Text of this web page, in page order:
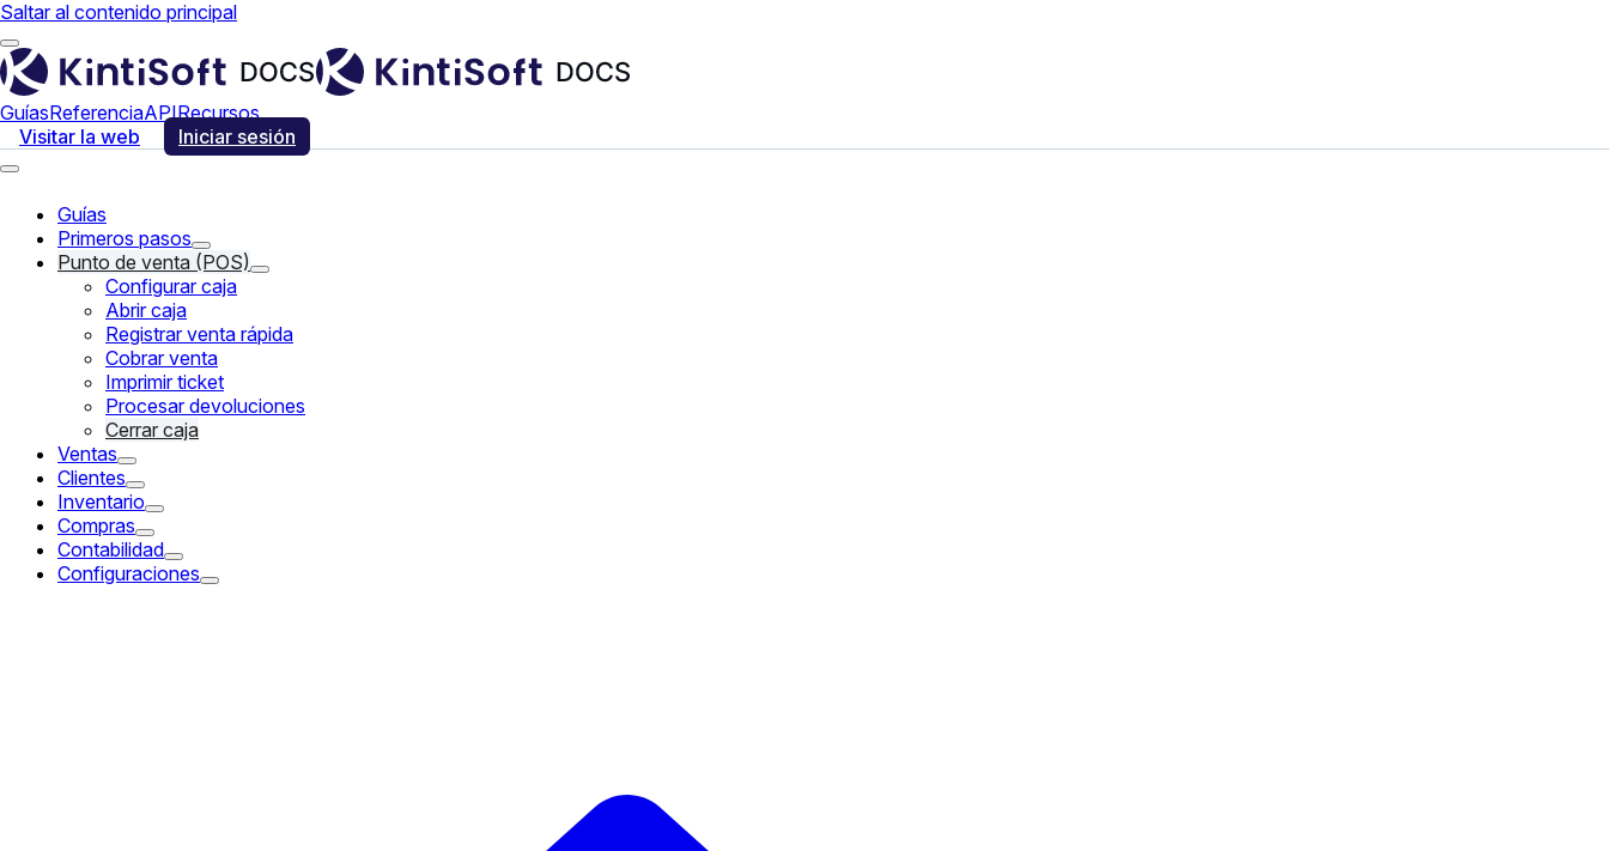
Saltar al contenido principal
GuíasReferenciaAPIRecursos
Visitar la web
Iniciar sesión
Guías
Primeros pasos
Punto de venta (POS)
Configurar caja
Abrir caja
Registrar venta rápida
Cobrar venta
Imprimir ticket
Procesar devoluciones
Cerrar caja
Ventas
Clientes
Inventario
Compras
Contabilidad
Configuraciones